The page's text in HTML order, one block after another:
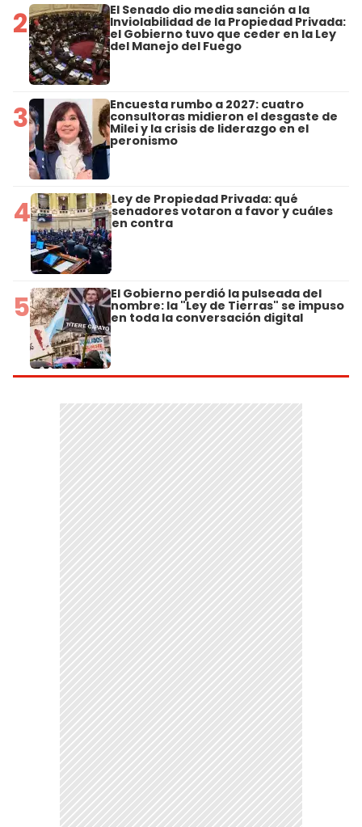
2 El Senado dio media sanción a la
Inviolabilidad de la Propiedad Privada:
el Gobierno tuvo que ceder en la Ley
del Manejo del Fuego
3 Encuesta rumbo a 2027: cuatro
consultoras midieron el desgaste de
Milei y la crisis de liderazgo en el
peronismo
4 Ley de Propiedad Privada: qué
senadores votaron a favor y cuáles
en contra
5 El Gobierno perdió la pulseada del
nombre: la "Ley de Tierras" se impuso
en toda la conversación digital